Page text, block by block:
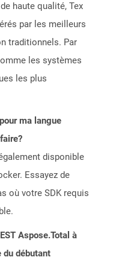
haute qualité, Tex
par les meilleurs
traditionnels. Par
les systèmes
les plus
ma langue
disponible
Essayez de
où votre SDK requis
Aspose.Total à
du débutant